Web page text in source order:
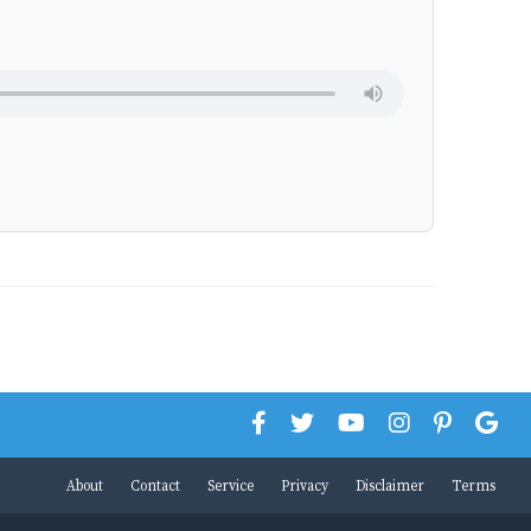
About Contact Service Privacy Disclaimer Terms